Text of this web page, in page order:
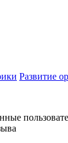
Развитие